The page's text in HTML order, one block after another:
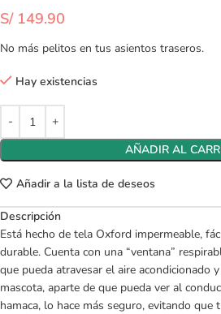
S/149.90
No más pelitos en tus asientos traseros.
Hay existencias
AÑADIR AL
Añadir a la lista de deseos
Descripción
Está hecho de tela Oxford impermeable,
durable. Cuenta con una “ventana”
que pueda atravesar el aire acondicionado
mascota, aparte de que pueda ver al
hamaca, lo hace más seguro, evitando que